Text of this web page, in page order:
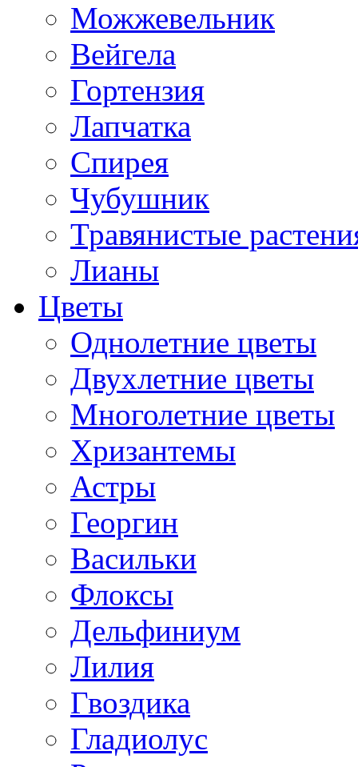
Можжевельник
Вейгела
Гортензия
Лапчатка
Спирея
Чубушник
Травянистые
Лианы
Цветы
Однолетние цветы
Двухлетние цветы
Многолетние цветы
Хризантемы
Астры
Георгин
Васильки
Флоксы
Дельфиниум
Лилия
Гвоздика
Гладиолус